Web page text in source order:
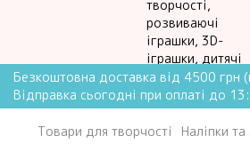
Безкоштовна доставка від 4500 грн
Відправка сьогодні при оплаті до
Товари для творчості Наліпки та